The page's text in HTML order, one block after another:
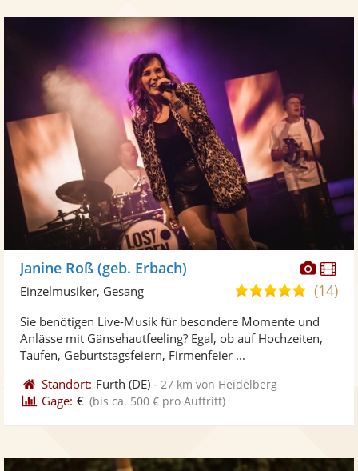
Fotos
Janine Roß (geb. Erbach)
5,0
5
Sternen
(14)
Einzelmusiker, Gesang
Sie benötigen Live-Musik für besondere Momente und
Anlässe mit Gänsehautfeeling? Egal, ob auf Hochzeiten,
Taufen, Geburtstagsfeiern, Firmenfeier ...
Standort: Fürth (DE) - 27 km von Heidelberg
Gage: € (bis ca. 500 € pro Auftritt)